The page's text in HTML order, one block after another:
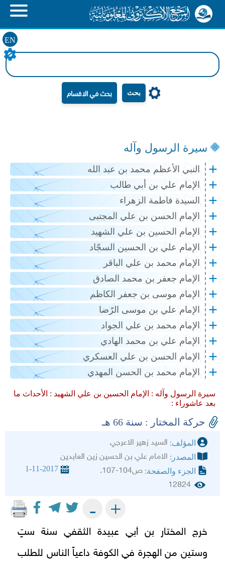
EN
بحث
سيرة الرسول وآله
النبي الأعظم محمد بن عبد الله
الإمام علي بن أبي طالب
السيدة فاطمة الزهراء
الإمام الحسن بن علي المجتبى
الإمام الحسين بن علي الشهيد
الإمام علي بن الحسين السجّاد
الإمام محمد بن علي الباقر
الإمام جعفر بن محمد الصادق
الإمام موسى بن جعفر الكاظم
الإمام علي بن موسى الرّضا
الإمام محمد بن علي الجواد
الإمام علي بن محمد الهادي
الإمام الحسن بن علي العسكري
الإمام محمد بن الحسن المهدي
سيرة الرسول وآله : الإمام الحسين بن علي الشهيد : الأحداث ما
بعد عاشوراء :
حركة المختار : سنة 66 هـ
المؤلف: السيد زهير الاعرجي
المصدر: الامام علي بن الحسين زين العابدين
الجزء والصفحة: ص104-107. 1-11-2017
12824
+
-
خرج المختار بن أبي عبيدة الثقفي سنة ستٍ
وستين من الهجرة في الكوفة داعياً الناس للطلب